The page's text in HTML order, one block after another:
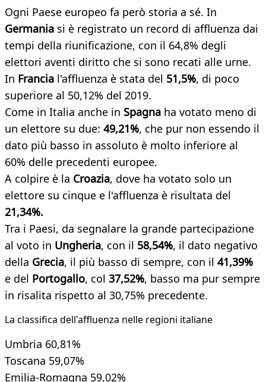
Ogni Paese europeo fa però storia a sé. In
Germania si è registrato un record di affluenza dai
tempi della riunificazione, con il 64,8% degli
elettori aventi diritto che si sono recati alle urne.
In Francia l'affluenza è stata del 51,5%, di poco
superiore al 50,12% del 2019.
Come in Italia anche in Spagna ha votato meno di
un elettore su due: 49,21%, che pur non essendo il
dato più basso in assoluto è molto inferiore al
60% delle precedenti europee.
A colpire è la Croazia, dove ha votato solo un
elettore su cinque e l'affluenza è risultata del
21,34%.
Tra i Paesi, da segnalare la grande partecipazione
al voto in Ungheria, con il 58,54%, il dato negativo
della Grecia, il più basso di sempre, con il 41,39%
e del Portogallo, col 37,52%, basso ma pur sempre
in risalita rispetto al 30,75% precedente.
La classifica dell'affluenza nelle regioni italiane
Umbria 60,81%
Toscana 59,07%
Emilia-Romagna 59,02%